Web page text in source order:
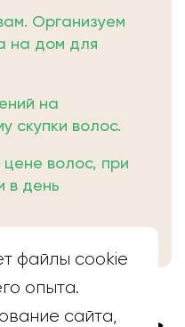
Организуем
на дом для
на
скупки волос.
волос, при
в день
файлы cookie
опыта.
сайта,